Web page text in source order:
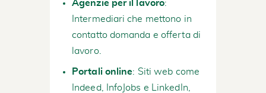
Agenzie per il lavoro:
Intermediari che mettono in
contatto domanda e offerta di
lavoro.
Portali online: Siti web come
Indeed, InfoJobs e LinkedIn,